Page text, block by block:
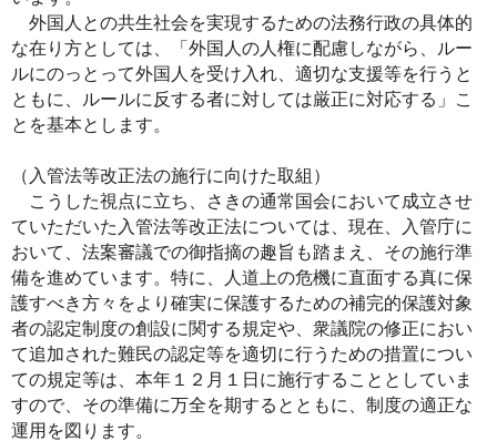
外国人との共生社会を実現するための法務行政の具体的
な在り方としては、「外国人の人権に配慮しながら、ルー
ルにのっとって外国人を受け入れ、適切な支援等を行うと
ともに、ルールに反する者に対しては厳正に対応する」こ
とを基本とします。
（入管法等改正法の施行に向けた取組）
こうした視点に立ち、さきの通常国会において成立させ
ていただいた入管法等改正法については、現在、入管庁に
おいて、法案審議での御指摘の趣旨も踏まえ、その施行準
備を進めています。特に、人道上の危機に直面する真に保
護すべき方々をより確実に保護するための補完的保護対象
者の認定制度の創設に関する規定や、衆議院の修正におい
て追加された難民の認定等を適切に行うための措置につい
ての規定等は、本年１２月１日に施行することとしていま
すので、その準備に万全を期するとともに、制度の適正な
運用を図ります。